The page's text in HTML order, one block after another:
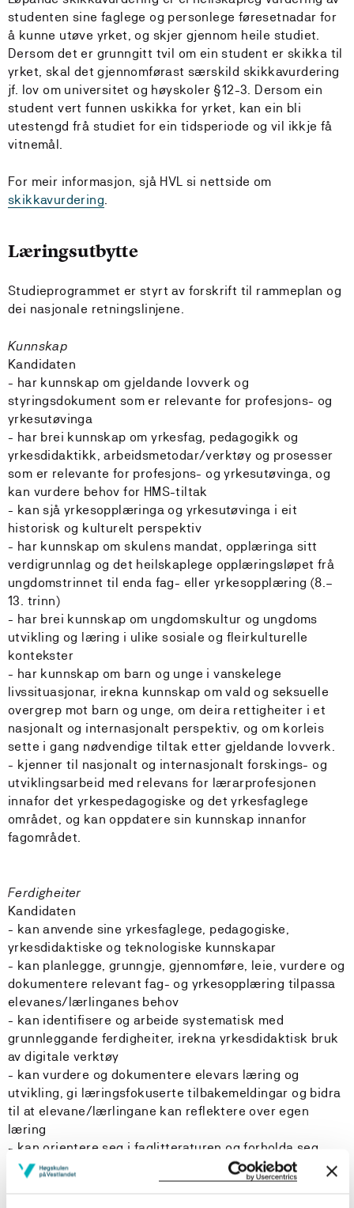
studenten sine faglege og personlege føresetnadar for
å kunne utøve yrket, og skjer gjennom heile studiet.
Dersom det er grunngitt tvil om ein student er skikka til
yrket, skal det gjennomførast særskild skikkavurdering
jf. lov om universitet og høyskoler §12-3. Dersom ein
student vert funnen uskikka for yrket, kan ein bli
utestengd frå studiet for ein tidsperiode og vil ikkje få
vitnemål.
For meir informasjon, sjå HVL si nettside om
skikkavurdering.
Læringsutbytte
Studieprogrammet er styrt av forskrift til rammeplan og
dei nasjonale retningslinjene.
Kunnskap
Kandidaten
- har kunnskap om gjeldande lovverk og
styringsdokument som er relevante for profesjons- og
yrkesutøvinga
- har brei kunnskap om yrkesfag, pedagogikk og
yrkesdidaktikk, arbeidsmetodar/verktøy og prosesser
som er relevante for profesjons- og yrkesutøvinga, og
kan vurdere behov for HMS-tiltak
- kan sjå yrkesopplæringa og yrkesutøvinga i eit
historisk og kulturelt perspektiv
- har kunnskap om skulens mandat, opplæringa sitt
verdigrunnlag og det heilskaplege opplæringsløpet frå
ungdomstrinnet til enda fag- eller yrkesopplæring (8.–
13. trinn)
- har brei kunnskap om ungdomskultur og ungdoms
utvikling og læring i ulike sosiale og fleirkulturelle
kontekster
- har kunnskap om barn og unge i vanskelege
livssituasjonar, irekna kunnskap om vald og seksuelle
overgrep mot barn og unge, om deira rettigheiter i et
nasjonalt og internasjonalt perspektiv, og om korleis
sette i gang nødvendige tiltak etter gjeldande lovverk.
- kjenner til nasjonalt og internasjonalt forskings- og
utviklingsarbeid med relevans for lærarprofesjonen
innafor det yrkespedagogiske og det yrkesfaglege
området, og kan oppdatere sin kunnskap innanfor
fagområdet.
Ferdigheiter
Kandidaten
- kan anvende sine yrkesfaglege, pedagogiske,
yrkesdidaktiske og teknologiske kunnskapar
- kan planlegge, grunngje, gjennomføre, leie, vurdere og
dokumentere relevant fag- og yrkesopplæring tilpassa
elevanes/lærlinganes behov
- kan identifisere og arbeide systematisk med
grunnleggande ferdigheiter, irekna yrkesdidaktisk bruk
av digitale verktøy
- kan vurdere og dokumentere elevars læring og
utvikling, gi læringsfokuserte tilbakemeldingar og bidra
til at elevane/lærlingane kan reflektere over egen
læring
- kan orientere seg i faglitteraturen og forholda seg
kritisk til informasjonskjelder og eksisterande teoriar
knytt til ungdomstrinnet og fag- og yrkesopplæring (8–